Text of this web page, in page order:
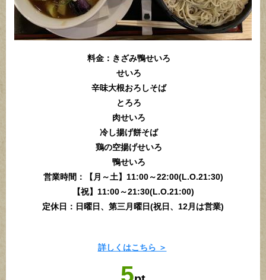
料金：きざみ鴨せいろ
せいろ
辛味大根おろしそば
とろろ
肉せいろ
冷し揚げ餅そば
鶏の空揚げせいろ
鴨せいろ
営業時間：【月～土】11:00～22:00(L.O.21:30)
【祝】11:00～21:30(L.O.21:00)
定休日：日曜日、第三月曜日(祝日、12月は営業)
詳しくはこちら ＞